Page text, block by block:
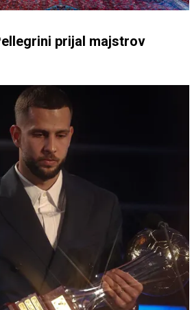
prijal majstrov